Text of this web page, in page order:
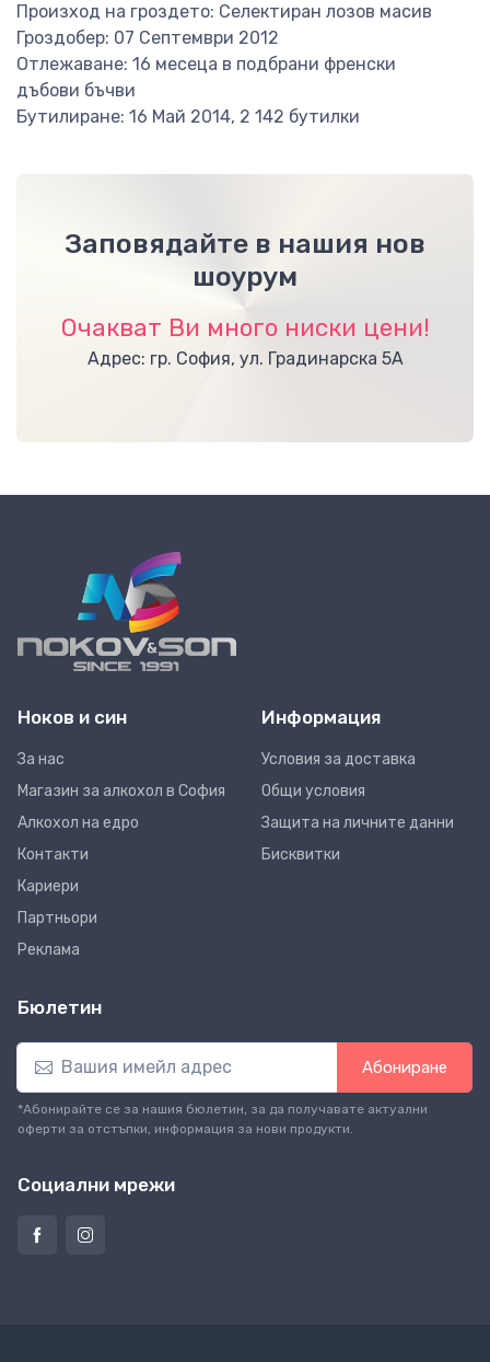
Произход на гроздето: Селектиран лозов масив
Гроздобер: 07 Септември 2012
Отлежаване: 16 месеца в подбрани френски
дъбови бъчви
Бутилиране: 16 Май 2014, 2 142 бутилки
Заповядайте в нашия нов
шоурум
Очакват Ви много ниски цени!
Адрес: гр. София, ул. Градинарска 5А
Ноков и син
За нас
Магазин за алкохол в София
Алкохол на едро
Контакти
Кариери
Партньори
Реклама
Информация
Условия за доставка
Общи условия
Защита на личните данни
Бисквитки
Бюлетин
Абониране
*Абонирайте се за нашия бюлетин, за да получавате актуални
оферти за отстъпки, информация за нови продукти.
Социални мрежи